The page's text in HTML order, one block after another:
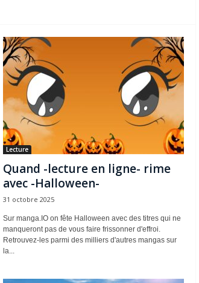
Lecture
Quand -lecture en ligne- rime
avec -Halloween-
31 octobre 2025
Sur manga.IO on fête Halloween avec des titres qui ne
manqueront pas de vous faire frissonner d'effroi.
Retrouvez-les parmi des milliers d'autres mangas sur
la...